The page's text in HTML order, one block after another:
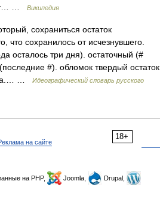
…
Википедия
сохраниться остаток
что сохранилось от исчезнувшего.
осталось три дня). остаточный (#
#). обломок твердый остаток
…
Идеографический словарь русского
18+
на сайте
на PHP, Joomla,
Drupal,